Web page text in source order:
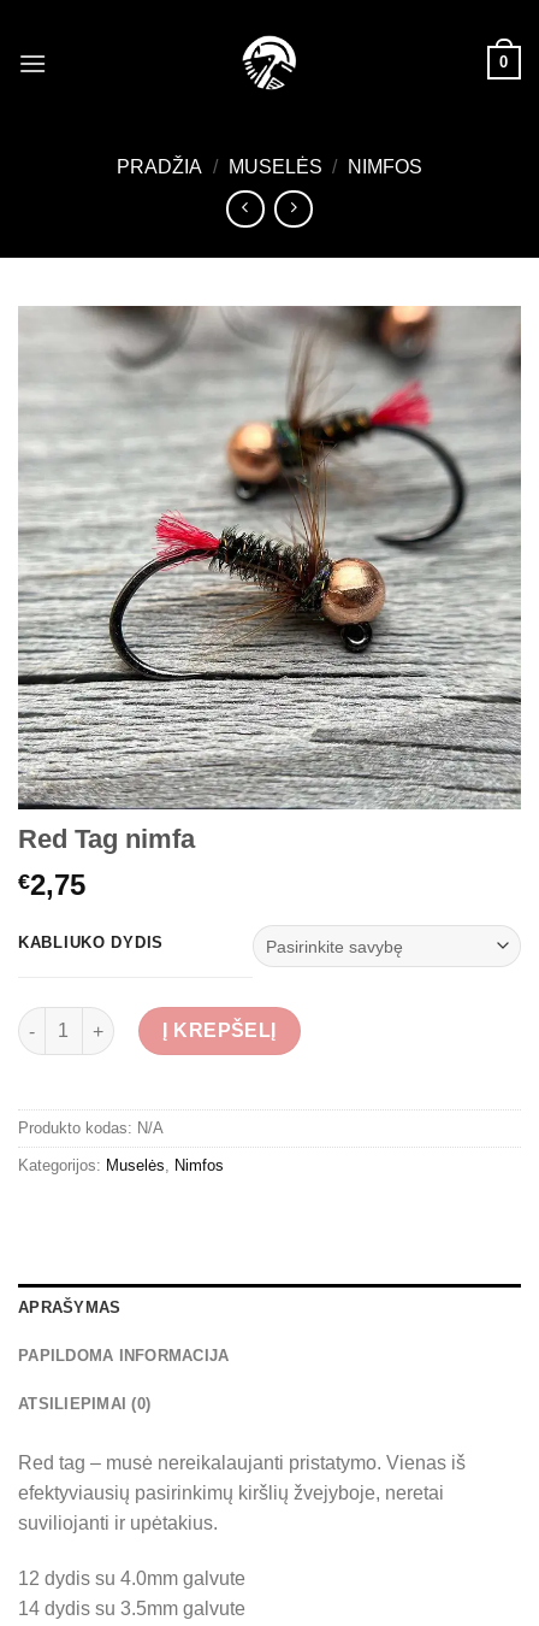
content
0
PRADŽIA / MUSELĖS / NIMFOS
Red Tag nimfa
€2,75
KABLIUKO DYDIS
produkto kiekis: Red Tag nimfa
Į KREPŠELĮ
Produkto kodas: N/A
Kategorijos: Muselės Nimfos
APRAŠYMAS
PAPILDOMA INFORMACIJA
ATSILIEPIMAI (0)
Red tag – musė nereikalaujanti pristatymo. Vienas iš
efektyviausių pasirinkimų kiršlių žvejyboje, neretai
suviliojanti ir upėtakius.
12 dydis su 4.0mm galvute
14 dydis su 3.5mm galvute